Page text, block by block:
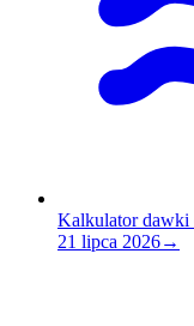
Kalkulator dawki
21 lipca 2026→